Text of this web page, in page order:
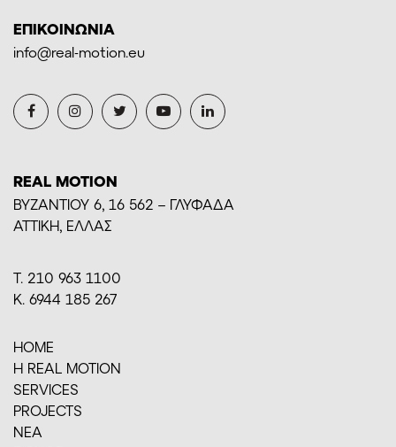
ΕΠΙΚΟΙΝΩΝΙΑ
info@real-motion.eu
REAL MOTION
BYZANTIOY 6, 16 562 – ΓΛΥΦΑΔΑ
ΑΤΤΙΚΗ, ΕΛΛΑΣ
Τ. 210 963 1100
Κ. 6944 185 267
HOME
H REAL MOTION
SERVICES
PROJECTS
ΝΕΑ